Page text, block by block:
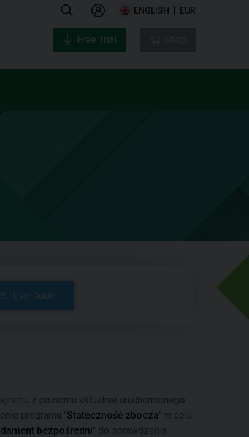
ENGLISH EUR
Free Trial
- User Guide
z poziomu aktualnie uruchomionego
programu "Stateczność zbocza" w celu
bezpośredni" do sprawdzenia